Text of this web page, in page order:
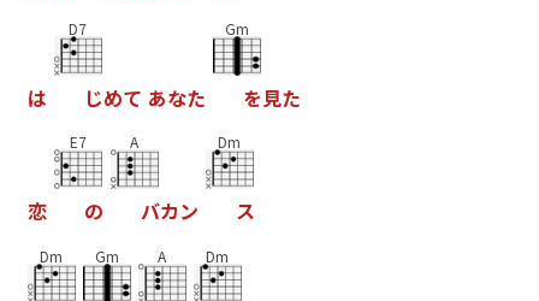
は
D7
じめて あなた
Gm
を見た
恋
E7
の
A
バカン
Dm
ス
Dm Gm A Dm